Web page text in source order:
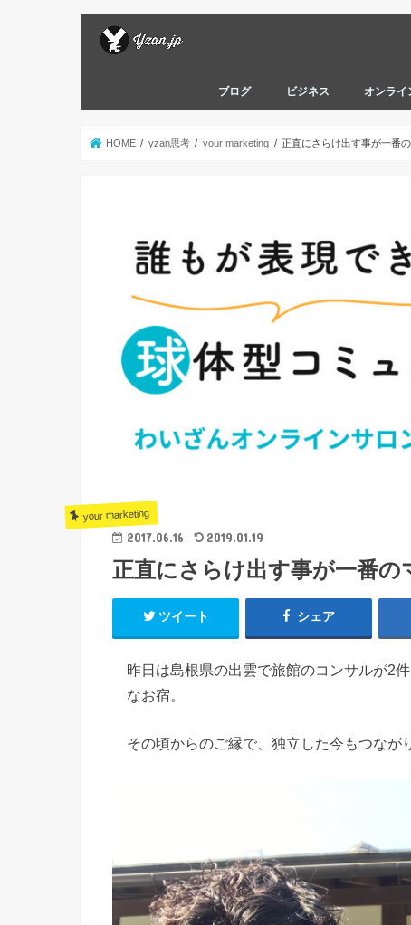
ブログ ビジネス オンライ
HOME yzan思考 your marketing 正直にさらけ出す事が一番
your marketing
2017.06.16 2019.01.19
正直にさらけ出す事が一番の
ツイート シェア
昨日は島根県の出雲で旅館のコンサルが2
なお宿。
その頃からのご縁で、独立した今もつなが